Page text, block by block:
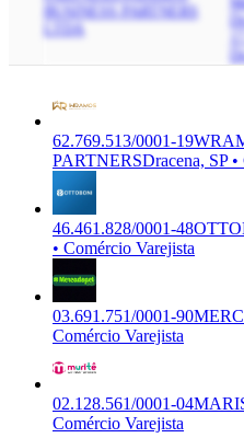
BUSINESS PARTNERS
62.769.513/0001-19
PARTNERSDracena, SP
46.461.828/0001-48
• Comércio Varejista
03.691.751/0001-90
Comércio Varejista
02.128.561/0001-04
Comércio Varejista